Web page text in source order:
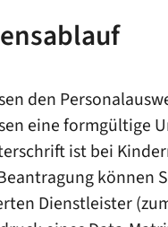
den
eine formgültige
ist bei
können
Dienstleister